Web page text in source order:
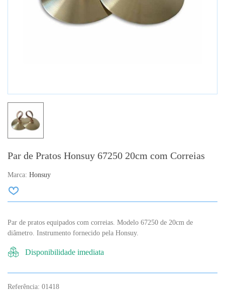
Par de Pratos Honsuy 67250 20cm com Correias
Marca: Honsuy
Par de pratos equipados com correias. Modelo 67250 de 20cm de
diâmetro. Instrumento fornecido pela Honsuy.
Disponibilidade imediata
Referência: 01418